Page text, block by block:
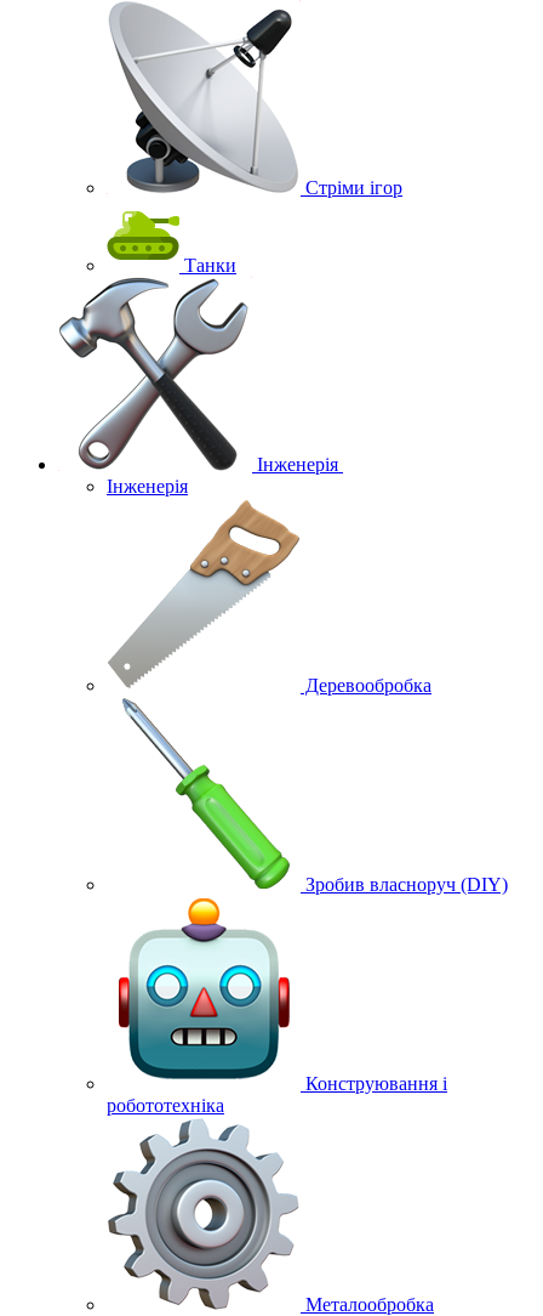
Стріми ігор
Танки
Інженерія
Інженерія
Деревообробка
Зробив власноруч (DIY)
Конструювання і
робототехніка
Металообробка